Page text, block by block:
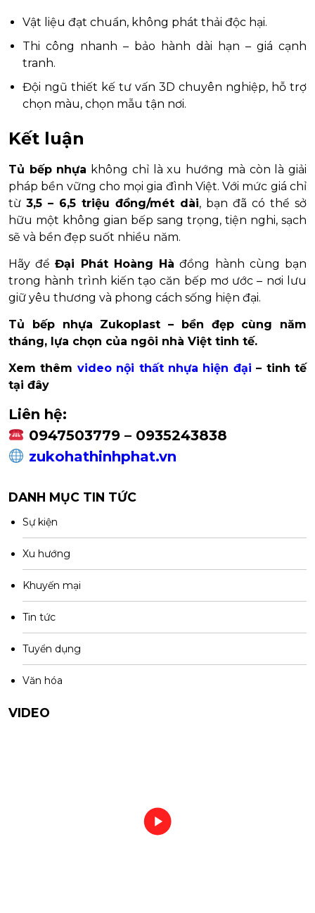
Vật liệu đạt chuẩn, không phát thải độc hại.
Thi công nhanh – bảo hành dài hạn – giá cạnh
tranh.
Đội ngũ thiết kế tư vấn 3D chuyên nghiệp, hỗ trợ
chọn màu, chọn mẫu tận nơi.
Kết luận
Tủ bếp nhựa không chỉ là xu hướng mà còn là giải
pháp bền vững cho mọi gia đình Việt. Với mức giá chỉ
từ 3,5 – 6,5 triệu đồng/mét dài, bạn đã có thể sở
hữu một không gian bếp sang trọng, tiện nghi, sạch
sẽ và bền đẹp suốt nhiều năm.
Hãy đểĐại Phát Hoàng Hà đồng hành cùng bạn
trong hành trình kiến tạo căn bếp mơ ước – nơi lưu
giữ yêu thương và phong cách sống hiện đại.
Tủ bếp nhựa Zukoplast – bền đẹp cùng năm
tháng, lựa chọn của ngôi nhà Việt tinh tế.
Xem thêm video nội thất nhựa hiện đại – tinh tế
tại đây
Liên hệ:
0947503779 – 0935243838
zukohathinhphat.vn
DANH MỤC TIN TỨC
Sự kiện
Xu hướng
Khuyến mại
Tin tức
Tuyển dụng
Văn hóa
VIDEO